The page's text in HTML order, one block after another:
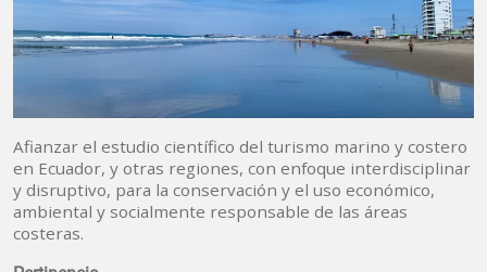
Afianzar el estudio científico del turismo marino y costero
en Ecuador, y otras regiones, con enfoque interdisciplinar
y disruptivo, para la conservación y el uso económico,
ambiental y socialmente responsable de las áreas
costeras.